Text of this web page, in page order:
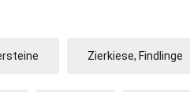
Zierkiese, Findlinge